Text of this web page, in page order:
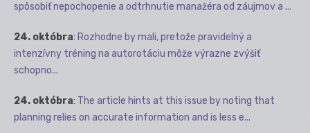
spôsobiť nepochopenie a odtrhnutie manažéra od záujmov a ...
24. októbra: Rozhodne by mali, pretože pravidelný a
intenzívny tréning na autorotáciu môže výrazne zvýšiť
schopno...
24. októbra: The article hints at this issue by noting that
planning relies on accurate information and is less e...